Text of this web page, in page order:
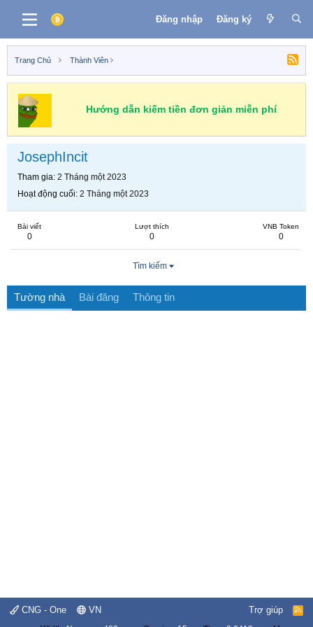
Đăng nhập Đăng ký
Trang Chủ Thành Viên
Hướng dẫn kiếm tiền đơn giản miễn phí
JosephIncit
Tham gia 2 Tháng một 2023
Hoạt động cuối 2 Tháng một 2023
Bài viết
0
Lượt thích
0
VNB Token
0
Tìm kiếm
Tường nhà Bài đăng Thông tin
CNG - One VN Trợ giúp
R